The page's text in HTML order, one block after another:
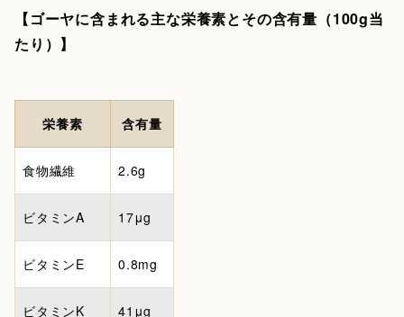
【ゴーヤに含まれる主な栄養素とその含有量（100g当
たり）】
栄養素 含有量
食物繊維 2.6g
ビタミンA 17μg
ビタミンE 0.8mg
ビタミンK 41μg